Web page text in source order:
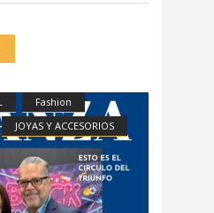
Fashion
JOYAS Y ACCESORIOS